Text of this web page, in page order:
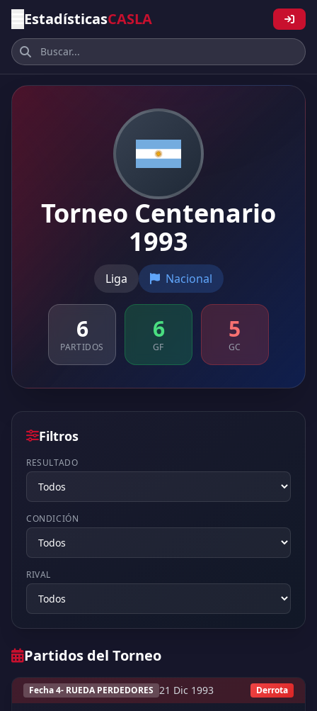
EstadísticasCASLA
Torneo Centenario
1993
Liga Nacional
6
PARTIDOS
6
GF
5
GC
Filtros
RESULTADO
CONDICIÓN
RIVAL
Partidos del Torneo
Fecha 4- RUEDA PERDEDORES 21 Dic 1993 Derrota